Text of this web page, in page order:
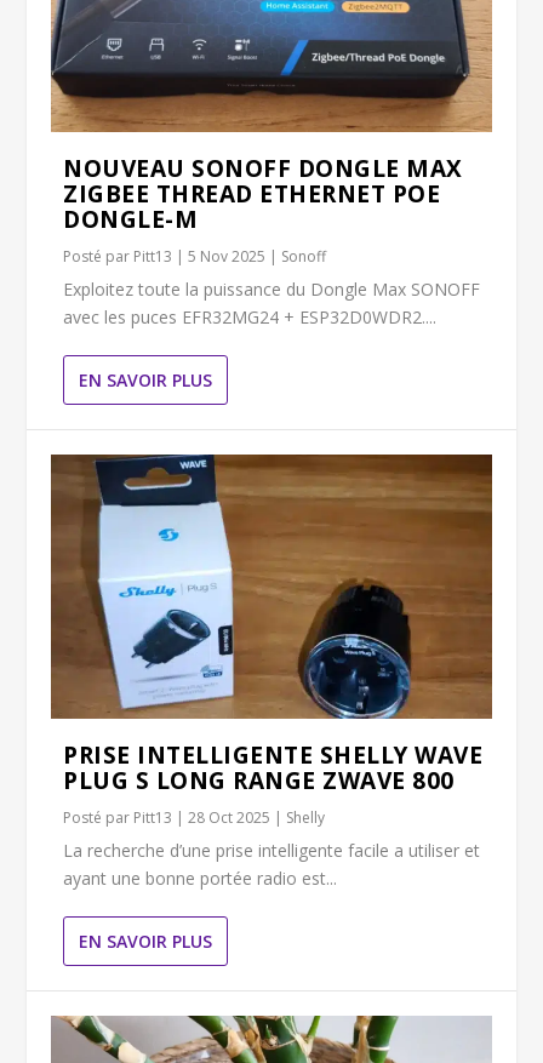
NOUVEAU SONOFF DONGLE MAX
ZIGBEE THREAD ETHERNET POE
DONGLE-M
Posté par Pitt13 |5 Nov 2025 | Sonoff
Exploitez toute la puissance du Dongle Max SONOFF
avec les puces EFR32MG24 + ESP32D0WDR2....
EN SAVOIR PLUS
PRISE INTELLIGENTE SHELLY WAVE
PLUG S LONG RANGE ZWAVE 800
Posté par Pitt13 |28 Oct 2025 | Shelly
La recherche d’une prise intelligente facile a utiliser et
ayant une bonne portée radio est...
EN SAVOIR PLUS